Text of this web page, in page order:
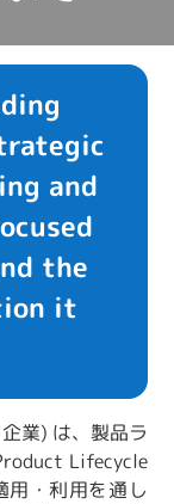
and
the
it
業) は、製品ラ
Lifecycle
用・利用を通し